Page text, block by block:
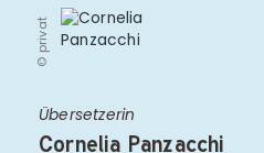
© privat
Übersetzerin
Cornelia Panzacchi